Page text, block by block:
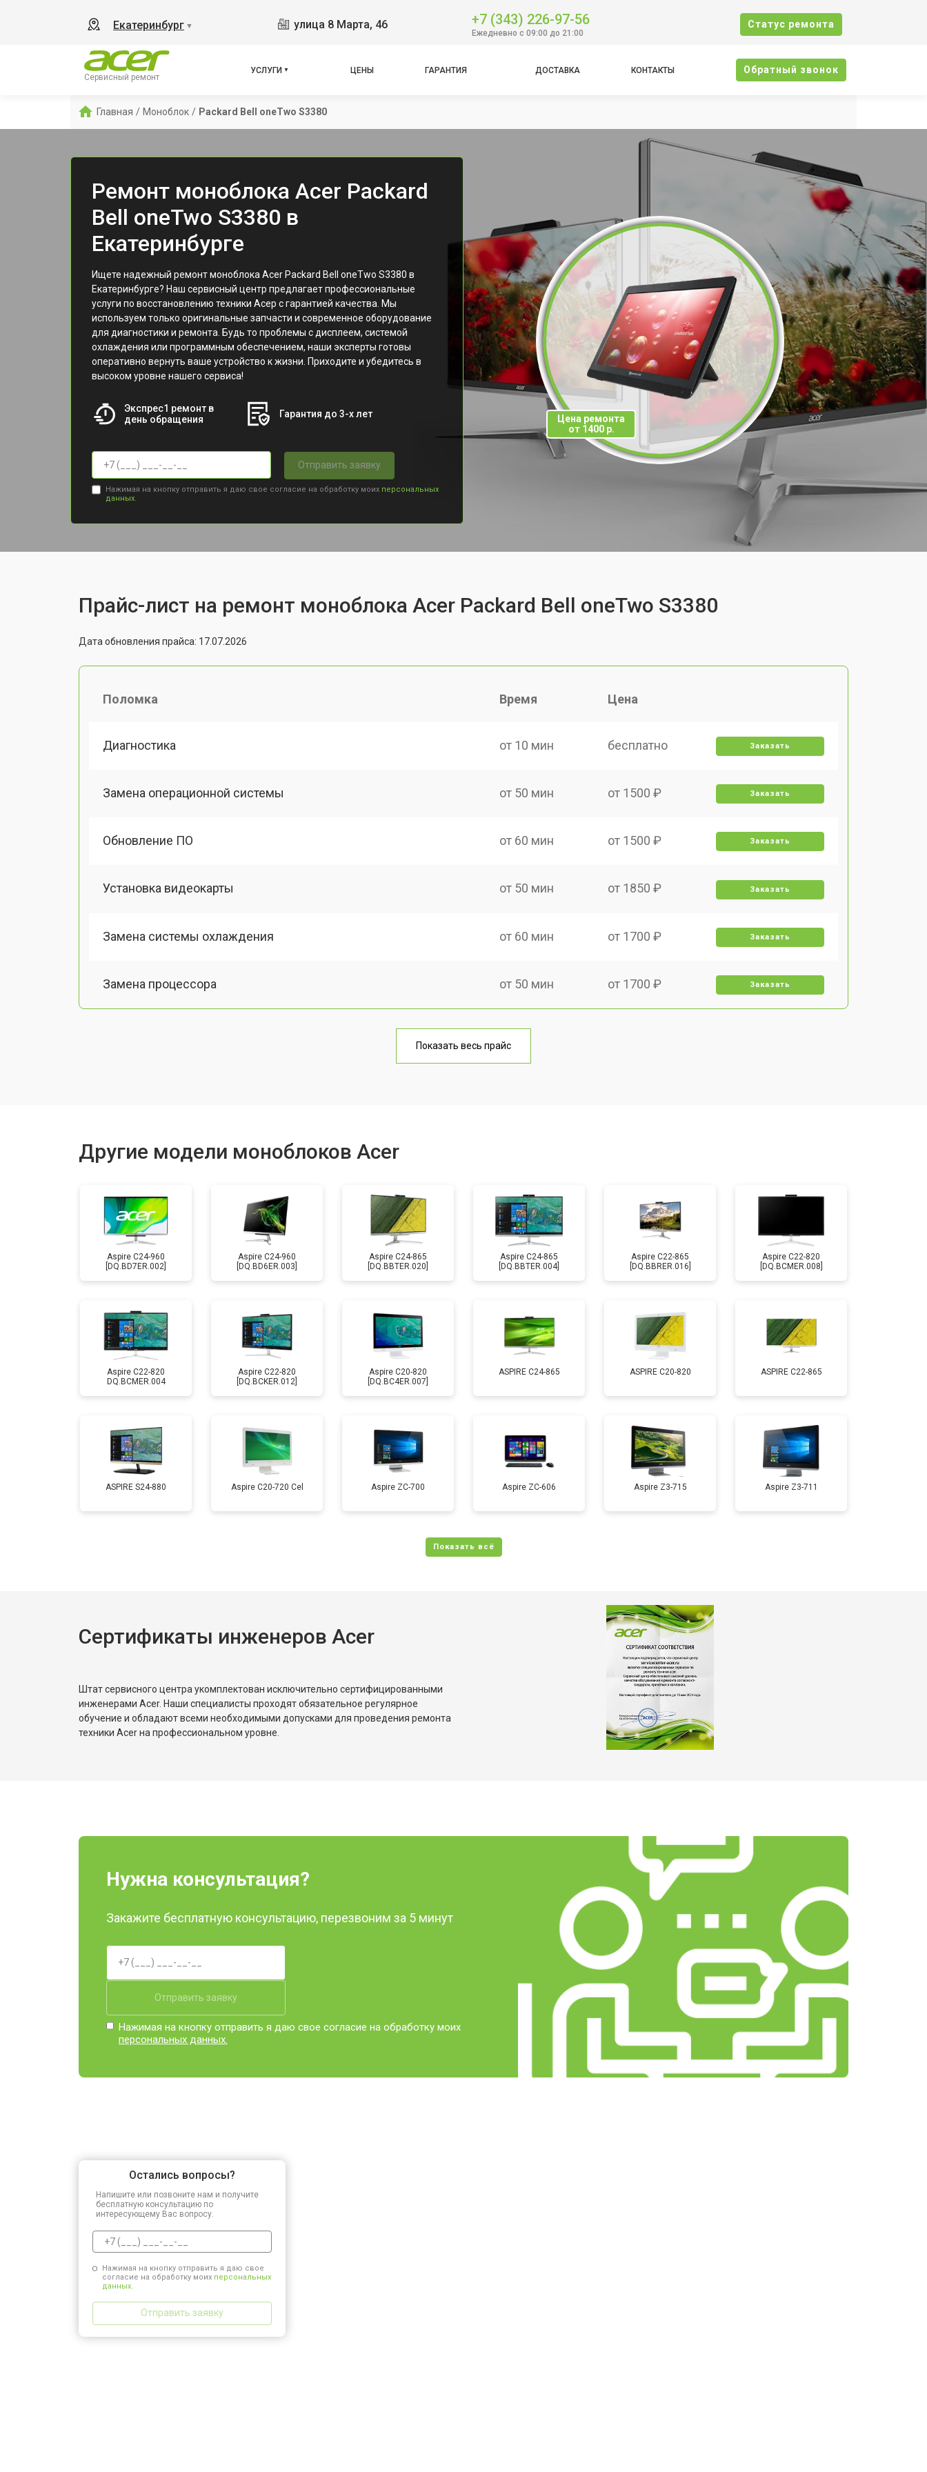
Екатеринбург ▼ улица 8 Марта, 46 +7 (343) 226-97-56
Ежедневно с 09:00 до 21:00
Cтатус ремонта
Сервисный ремонт
УСЛУГИ ЦЕНЫ ГАРАНТИЯ ДОСТАВКА КОНТАКТЫ Oбратный звонок
Главная / Моноблок / Packard Bell oneTwo S3380
Ремонт моноблока Acer Packard
Bell oneTwo S3380 в
Екатеринбурге
Ищете надежный ремонт моноблока Acer Packard Bell oneTwo S3380 в
Екатеринбурге? Наш сервисный центр предлагает профессиональные
услуги по восстановлению техники Асер с гарантией качества. Мы
используем только оригинальные запчасти и современное оборудование
для диагностики и ремонта. Будь то проблемы с дисплеем, системой
охлаждения или программным обеспечением, наши эксперты готовы
оперативно вернуть ваше устройство к жизни. Приходите и убедитесь в
высоком уровне нашего сервиса!
Экспрес1 ремонт в
день обращения
Гарантия до 3-х лет
Отправить заявку
Нажимая на кнопку отправить я даю свое согласие на обработку моих персональных
данных.
Цена ремонта
от 1400 р.
Прайс-лист на ремонт моноблока Acer Packard Bell oneTwo S3380
Дата обновления прайса: 17.07.2026
Поломка Время Цена
Диагностика от 10 мин бесплатно Заказать
Замена операционной системы от 50 мин от 1500 ₽ Заказать
Обновление ПО от 60 мин от 1500 ₽ Заказать
Установка видеокарты от 50 мин от 1850 ₽ Заказать
Замена системы охлаждения от 60 мин от 1700 ₽ Заказать
Замена процессора от 50 мин от 1700 ₽ Заказать
от 60 мин
Показать весь прайс
Другие модели моноблоков Acer
Aspire C24-960
[DQ.BD7ER.002]
Aspire C24-960
[DQ.BD6ER.003]
Aspire C24-865
[DQ.BBTER.020]
Aspire C24-865
[DQ.BBTER.004]
Aspire C22-865
[DQ.BBRER.016]
Aspire C22-820
[DQ.BCMER.008]
Aspire C22-820
DQ.BCMER.004
Aspire C22-820
[DQ.BCKER.012]
Aspire C20-820
[DQ.BC4ER.007]
ASPIRE C24-865 ASPIRE C20-820 ASPIRE C22-865
ASPIRE S24-880 Aspire C20-720 Cel Aspire ZC-700 Aspire ZC-606 Aspire Z3-715 Aspire Z3-711
Сертификаты инженеров Acer
Штат сервисного центра укомплектован исключительно сертифицированными
инженерами Acer. Наши специалисты проходят обязательное регулярное
обучение и обладают всеми необходимыми допусками для проведения ремонта
техники Acer на профессиональном уровне.
Нужна консультация?
Закажите бесплатную консультацию, перезвоним за 5 минут
Отправить заявку
Нажимая на кнопку отправить я даю свое согласие на обработку моих
персональных данных.
Остались вопросы?
Напишите или позвоните нам и получите
бесплатную консультацию по
интересующему Вас вопросу.
Нажимая на кнопку отправить я даю свое
согласие на обработку моих персональных
данных.
Отправить заявку